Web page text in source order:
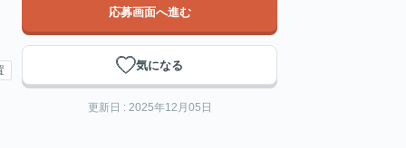
応募画面へ進む
気になる
更新日 : 2025年12月05日